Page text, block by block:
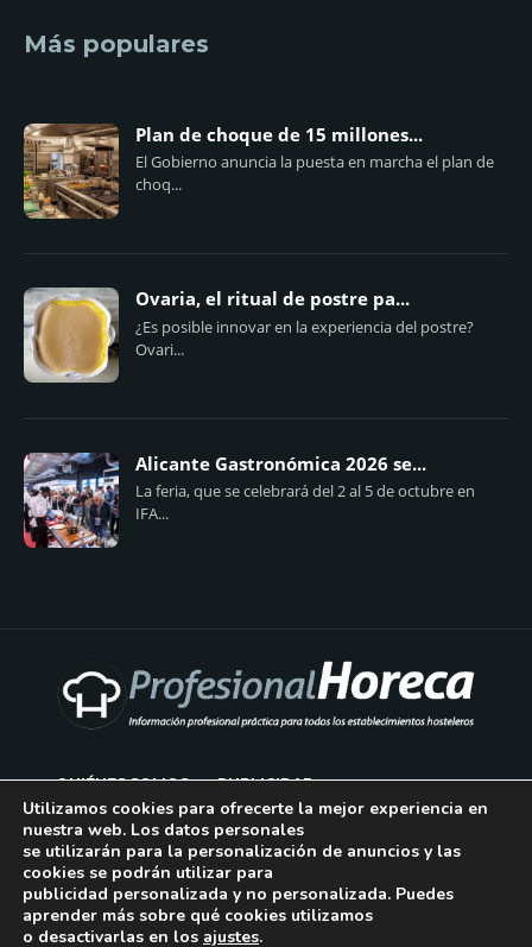
Más populares
Plan de choque de 15 millones...
El Gobierno anuncia la puesta en marcha el plan de
choq...
Ovaria, el ritual de postre pa...
¿Es posible innovar en la experiencia del postre?
Ovari...
Alicante Gastronómica 2026 se...
La feria, que se celebrará del 2 al 5 de octubre en
IFA...
QUIÉNES SOMOS PUBLICIDAD
AVISO LEGAL
POLÍTICA DE COOKIES
POLÍTICA DE PRIVACIDAD
Utilizamos cookies para ofrecerte la mejor experiencia en
nuestra web. Los datos personales
se utilizarán para la personalización de anuncios y las
cookies se podrán utilizar para
publicidad personalizada y no personalizada. Puedes
aprender más sobre qué cookies utilizamos
o desactivarlas en los ajustes.